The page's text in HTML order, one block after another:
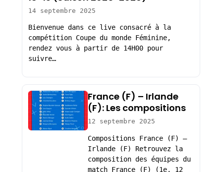
14 septembre 2025
Bienvenue dans ce live consacré à la
compétition Coupe du monde Féminine,
rendez vous à partir de 14H00 pour
suivre…
France (F) – Irlande
(F): Les compositions
12 septembre 2025
Compositions France (F) –
Irlande (F) Retrouvez la
composition des équipes du
match France (F) (1e, 12